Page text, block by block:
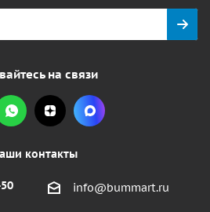
на связи
контакты
info@bummart.ru